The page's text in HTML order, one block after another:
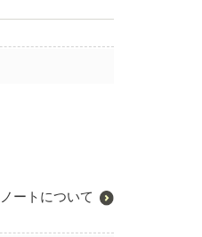
ートについて